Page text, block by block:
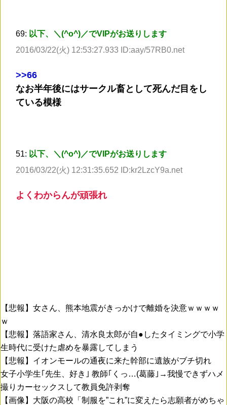
69: 以下、＼(^o^)／でVIPがお送りします
2016/03/22(火) 12:53:27.933 ID:aay/57RB0.net
>>66
なお半年後にはサークル畜として死んだ目をし
ている模様
51: 以下、＼(^o^)／でVIPがお送りします
2016/03/22(火) 12:31:35.652 ID:kr2LzcY9a.net
よくわからんが頑張れ
【悲報】女さん、熊本地震がきっかけで離婚を決意ｗｗｗｗ
ｗ
【悲報】落語家さん、清水良太郎が自●したタイミングで小学
生時代に受けた虐めを暴露してしまう
【悲報】イオンモールの通夜に来た幹部に遺族がブチ切れ
女子小学生｢先生、好き｣ 教師｢くっ…(葛藤｣→我慢できずハメ
撮りカーセックスして教員免許剥奪
【画像】大阪の高校「制服を”これ”に変えたら志願者がめちゃ